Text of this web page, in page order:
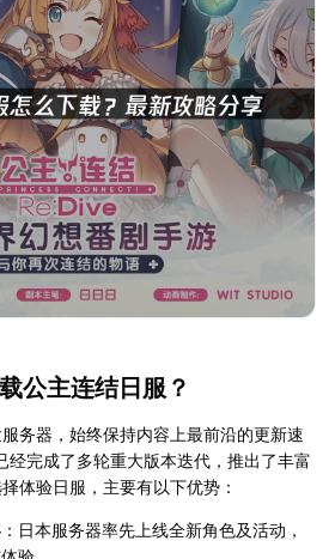
公主连结日服？
务器，始终保持内容上最前沿的更新速
经完成了多轮重大版本迭代，推出了丰富
体验日服，主要有以下优势：
：日本服务器率先上线全新角色及活动，